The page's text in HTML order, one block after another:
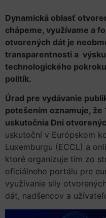
Dynamická oblasť
chápeme, využívame a
otvorených dát je
transparentnosti a
technologického
politík.
Úrad pre vydávanie
potešením oznamuje, že
uskutočnia Dni
uskutoční v Európskom
Luxemburgu (ECCL) a
ktoré organizuje tím zo
oficiálneho portálu pre
využívanie sily
dát, nadšencov a